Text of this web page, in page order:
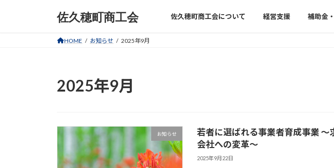
佐久穂町商工会 佐久穂町商工会について 経営支援 補助金
HOME お知らせ 2025年9月
2025年9月
お知らせ
若者に選ばれる事業者育成事業 ～
会社への変革～
2025年9月22日